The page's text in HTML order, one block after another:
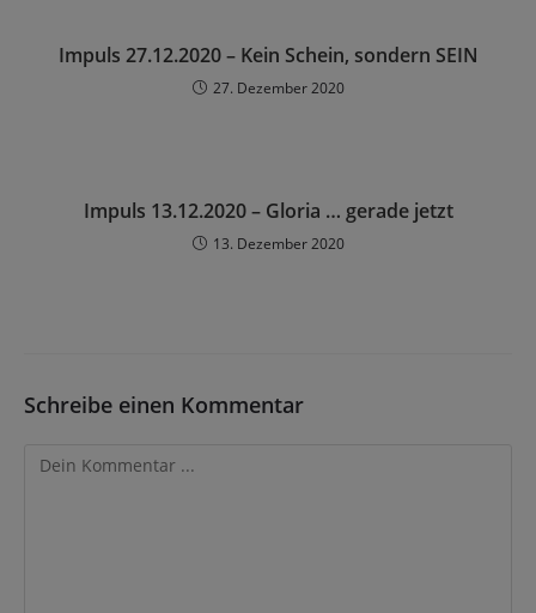
Impuls 27.12.2020 – Kein Schein, sondern SEIN
27. Dezember 2020
Impuls 13.12.2020 – Gloria … gerade jetzt
13. Dezember 2020
Schreibe einen Kommentar
Kommentieren